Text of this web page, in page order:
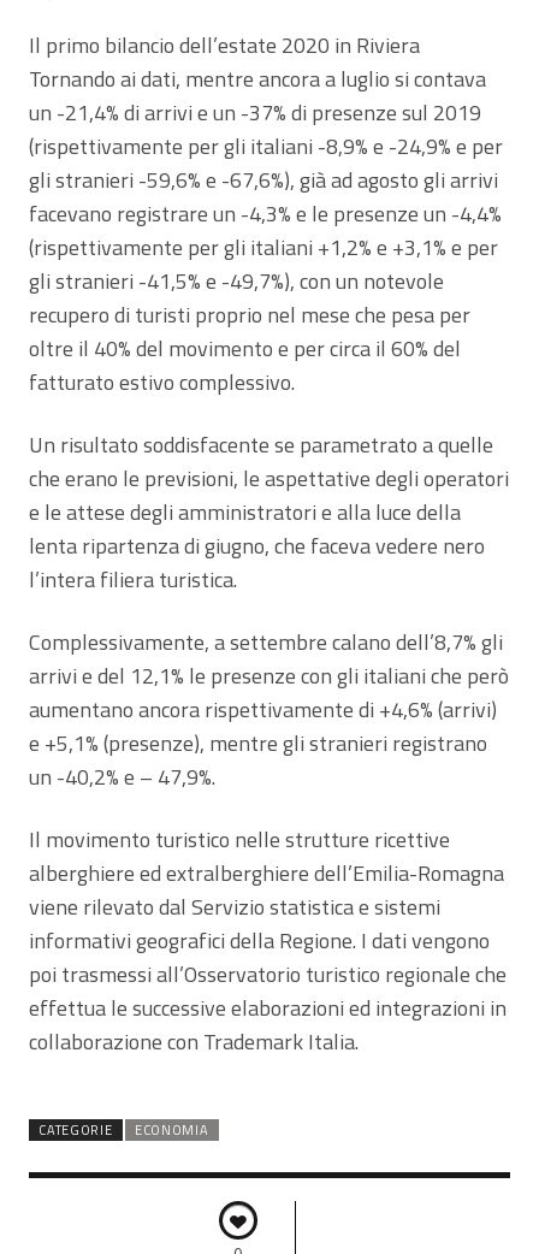
Il primo bilancio dell’estate 2020 in Riviera
Tornando ai dati, mentre ancora a luglio si contava
un -21,4% di arrivi e un -37% di presenze sul 2019
(rispettivamente per gli italiani -8,9% e -24,9% e per
gli stranieri -59,6% e -67,6%), già ad agosto gli arrivi
facevano registrare un -4,3% e le presenze un -4,4%
(rispettivamente per gli italiani +1,2% e +3,1% e per
gli stranieri -41,5% e -49,7%), con un notevole
recupero di turisti proprio nel mese che pesa per
oltre il 40% del movimento e per circa il 60% del
fatturato estivo complessivo.
Un risultato soddisfacente se parametrato a quelle
che erano le previsioni, le aspettative degli operatori
e le attese degli amministratori e alla luce della
lenta ripartenza di giugno, che faceva vedere nero
l’intera filiera turistica.
Complessivamente, a settembre calano dell’8,7% gli
arrivi e del 12,1% le presenze con gli italiani che però
aumentano ancora rispettivamente di +4,6% (arrivi)
e +5,1% (presenze), mentre gli stranieri registrano
un -40,2% e – 47,9%.
Il movimento turistico nelle strutture ricettive
alberghiere ed extralberghiere dell’Emilia-Romagna
viene rilevato dal Servizio statistica e sistemi
informativi geografici della Regione. I dati vengono
poi trasmessi all’Osservatorio turistico regionale che
effettua le successive elaborazioni ed integrazioni in
collaborazione con Trademark Italia.
CATEGORIE ECONOMIA